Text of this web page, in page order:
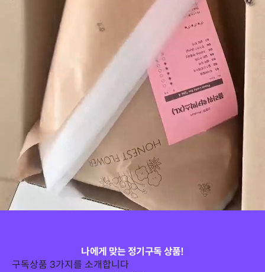
나에게 맞는 정기구독 상품!
구독상품 3가지를 소개합니다